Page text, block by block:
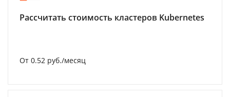
Рассчитать стоимость кластеров Kubernetes
От 0.52 руб./месяц